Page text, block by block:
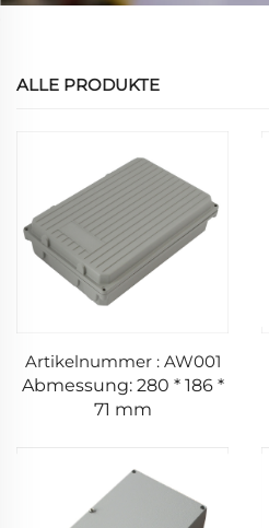
ALLE PRODUKTE
Artikelnummer : AW001
Abmessung: 280 * 186 *
71 mm